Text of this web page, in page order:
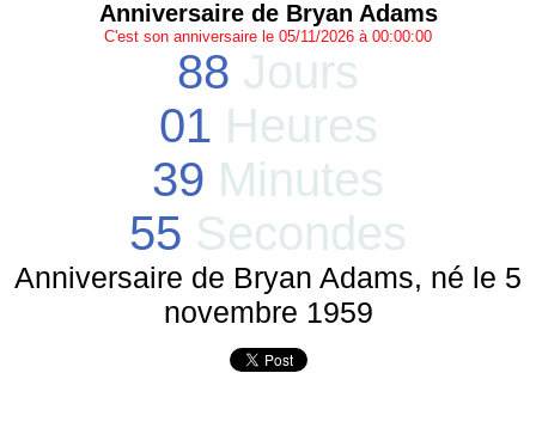
Anniversaire de Bryan Adams
C'est son anniversaire le 05/11/2026 à 00:00:00
88 Jours
01 Heures
39 Minutes
55 Secondes
Anniversaire de Bryan Adams, né le 5
novembre 1959